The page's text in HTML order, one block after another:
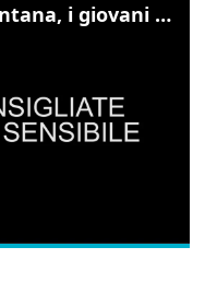
Nuovo video su Crans-Montana, i giovani cercano di sfondare le vetrate